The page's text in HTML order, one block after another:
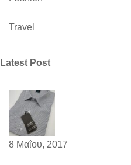
Travel
Latest Post
8 Μαΐου, 2017